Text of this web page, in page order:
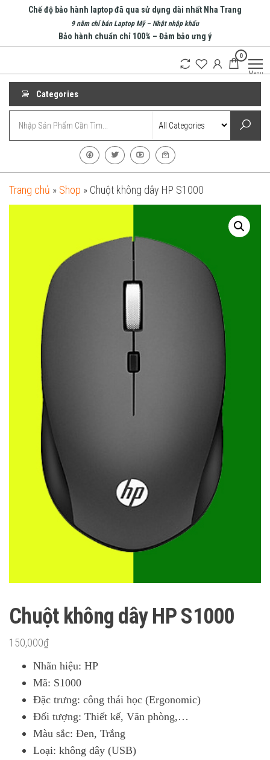
Chế độ bảo hành laptop đã qua sử dụng dài nhất Nha Trang
9 năm chỉ bán Laptop Mỹ – Nhật nhập khẩu
Bảo hành chuẩn chỉ 100% – Đảm bảo ưng ý
Computer
0
Menu
Categories
Trang chủ » Shop » Chuột không dây HP S1000
Chuột không dây HP S1000
150,000₫
Nhãn hiệu: HP
Mã: S1000
Đặc trưng: công thái học (Ergonomic)
Đối tượng: Thiết kế, Văn phòng,…
Màu sắc: Đen, Trắng
Loại: không dây (USB)